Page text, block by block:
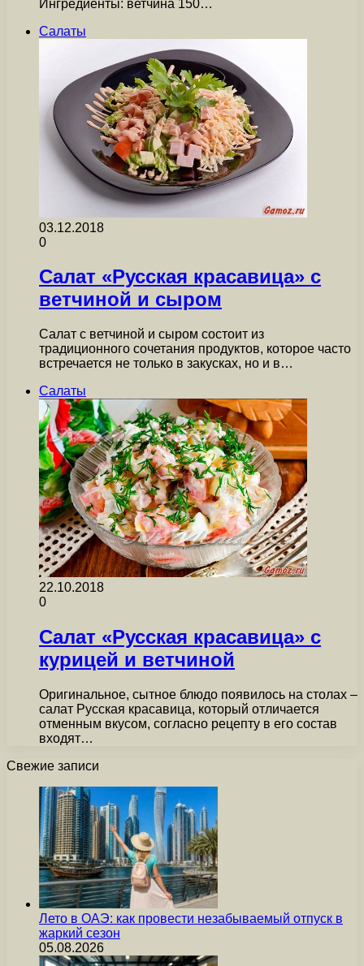
Ингредиенты: ветчина 150…
Салаты
03.12.2018
0
Салат «Русская красавица» с
ветчиной и сыром
Салат с ветчиной и сыром состоит из
традиционного сочетания продуктов, которое часто
встречается не только в закусках, но и в…
Салаты
22.10.2018
0
Салат «Русская красавица» с
курицей и ветчиной
Оригинальное, сытное блюдо появилось на столах –
салат Русская красавица, который отличается
отменным вкусом, согласно рецепту в его состав
входят…
Свежие записи
Лето в ОАЭ: как провести незабываемый отпуск в
жаркий сезон
05.08.2026